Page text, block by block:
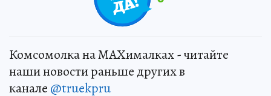
Комсомолка на MAXималках - читайте
наши новости раньше других в
канале @truekpru